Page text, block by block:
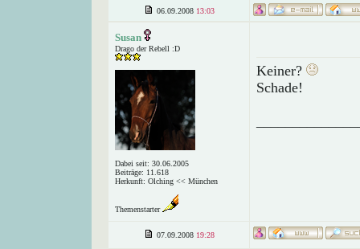
06.09.2008 13:03
Susan
Drago der Rebell :D
Dabei seit: 30.06.2005
Beiträge: 11.618
Herkunft: Olching << München
Themenstarter
Keiner?
Schade!
07.09.2008 19:28